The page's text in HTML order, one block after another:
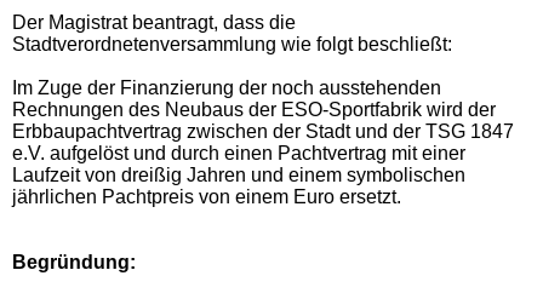
Der Magistrat beantragt, dass die
Stadtverordnetenversammlung wie folgt beschließt:
Im Zuge der Finanzierung der noch ausstehenden
Rechnungen des Neubaus der ESO-Sportfabrik wird der
Erbbaupachtvertrag zwischen der Stadt und der TSG 1847
e.V. aufgelöst und durch einen Pachtvertrag mit einer
Laufzeit von dreißig Jahren und einem symbolischen
jährlichen Pachtpreis von einem Euro ersetzt.
Begründung: